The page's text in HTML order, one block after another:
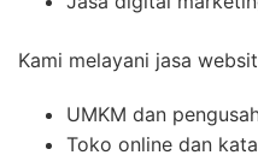
Kami melayani jasa
UMKM dan
Toko online dan